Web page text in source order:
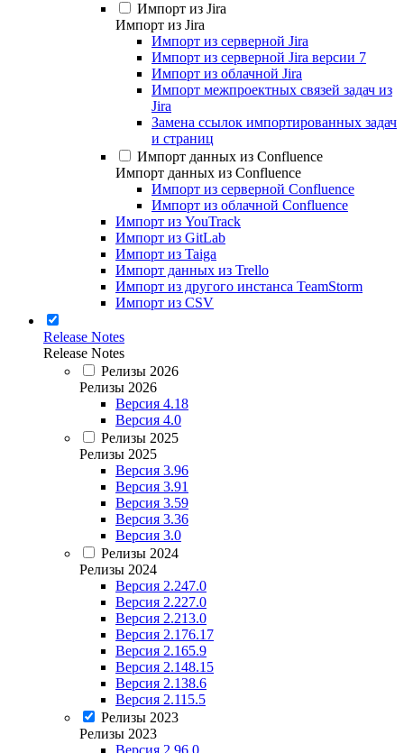
Импорт из Jira
Импорт из Jira
Импорт из серверной Jira
Импорт из серверной Jira версии 7
Импорт из облачной Jira
Импорт межпроектных связей задач из
Jira
Замена ссылок импортированных задач
и страниц
Импорт данных из Confluence
Импорт данных из Confluence
Импорт из серверной Confluence
Импорт из облачной Confluence
Импорт из YouTrack
Импорт из GitLab
Импорт из Taiga
Импорт данных из Trello
Импорт из другого инстанса TeamStorm
Импорт из CSV
Release Notes
Release Notes
Релизы 2026
Релизы 2026
Версия 4.18
Версия 4.0
Релизы 2025
Релизы 2025
Версия 3.96
Версия 3.91
Версия 3.59
Версия 3.36
Версия 3.0
Релизы 2024
Релизы 2024
Версия 2.247.0
Версия 2.227.0
Версия 2.213.0
Версия 2.176.17
Версия 2.165.9
Версия 2.148.15
Версия 2.138.6
Версия 2.115.5
Релизы 2023
Релизы 2023